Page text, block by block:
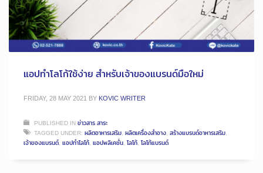
แอปทำโลโก้ใช้ง่าย สำหรับเจ้าของแบรนด์มือใหม่
FRIDAY, 28 MAY 2021 BY KOVIC WRITER
PUBLISHED INข่าวสาร สาระ
TAGGED UNDER: ผลิตอาหารเสริม, ผลิตเครื่องสำอาง, สร้างแบรนด์อาหารเสริม,
เจ้าของแบรนด์, แอปทำโลโก้, แอปพลิเคชั่น, โลโก้, โลโก้แบรนด์